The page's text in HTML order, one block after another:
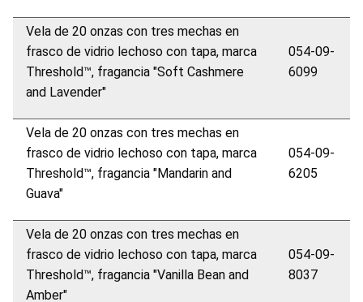
Vela de 20 onzas con tres mechas en
frasco de vidrio lechoso con tapa, marca
Threshold™, fragancia "Soft Cashmere
and Lavender"
054-09-
6099
Vela de 20 onzas con tres mechas en
frasco de vidrio lechoso con tapa, marca
Threshold™, fragancia "Mandarin and
Guava"
054-09-
6205
Vela de 20 onzas con tres mechas en
frasco de vidrio lechoso con tapa, marca
Threshold™, fragancia "Vanilla Bean and
Amber"
054-09-
8037